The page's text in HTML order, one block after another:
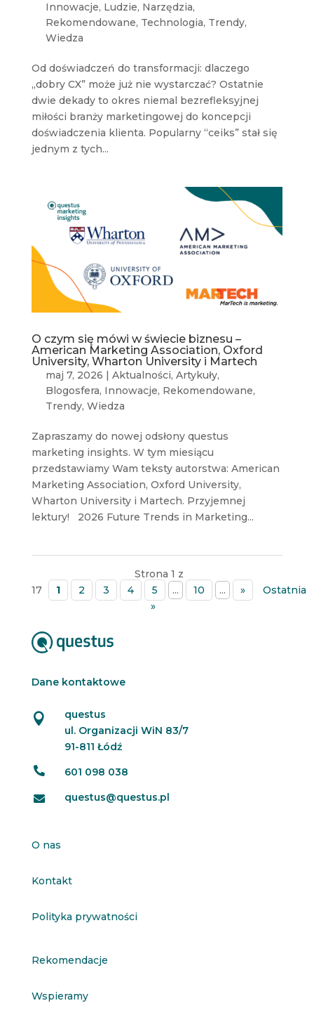
Innowacje, Ludzie, Narzędzia,
Rekomendowane, Technologia, Trendy,
Wiedza
Od doświadczeń do transformacji: dlaczego
„dobry CX” może już nie wystarczać? Ostatnie
dwie dekady to okres niemal bezrefleksyjnej
miłości branży marketingowej do koncepcji
doświadczenia klienta. Popularny “ceiks” stał się
jednym z tych...
O czym się mówi w świecie biznesu –
American Marketing Association, Oxford
University, Wharton University i Martech
maj 7, 2026 | Aktualności, Artykuły,
Blogosfera, Innowacje, Rekomendowane,
Trendy, Wiedza
Zapraszamy do nowej odsłony questus
marketing insights. W tym miesiącu
przedstawiamy Wam teksty autorstwa: American
Marketing Association, Oxford University,
Wharton University i Martech. Przyjemnej
lektury! 2026 Future Trends in Marketing...
Strona 1 z
17
1 2 3 4 5 ... 10 ... »
Ostatnia
»
Dane kontaktowe

questus
ul. Organizacji WiN 83/7
91-811 Łódź
 601 098 038
 questus@questus.pl
O nas
Kontakt
Polityka prywatności
Rekomendacje
Wspieramy